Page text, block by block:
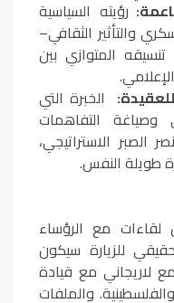
رؤيته السياسية
والتأثير الثقافي–
المتوازي بين
الخبرة التي
التفاهمات
الصبر الاستراتيجي،
طويلة النفس.
لقاءات مع الرؤساء
للزيارة سيكون
لاريجاني مع قيادة
والملفات